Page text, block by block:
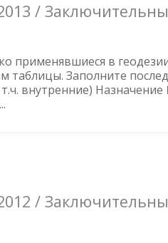
/
в
Заполните
внутренние) Назначение
/